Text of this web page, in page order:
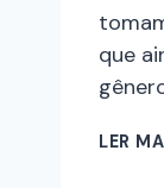
que
LER